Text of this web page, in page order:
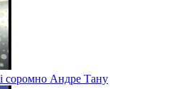
соромно Андре Тану